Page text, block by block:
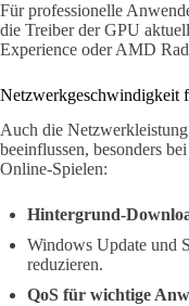
Für professionelle
die Treiber der GPU
Experience oder AMD
Netzwerkgeschwindigkeit
Auch die
beeinflussen, besonders
Online-Spielen:
Hintergrund-
Windows Update und
reduzieren.
QoS für wichtige